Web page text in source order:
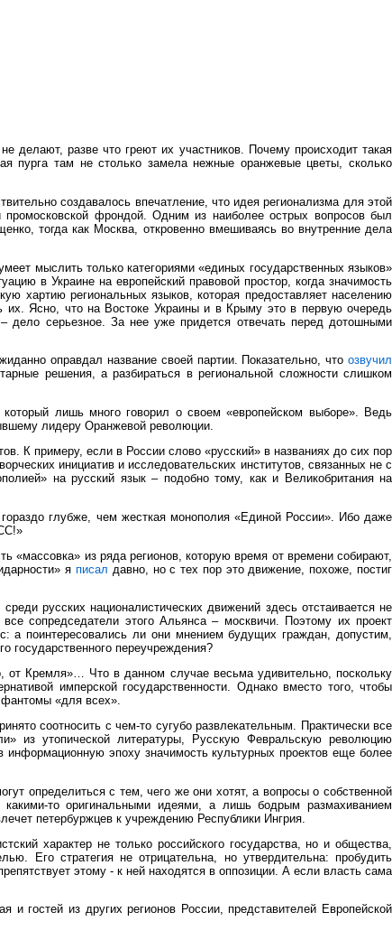
делают, разве что греют их участников. Почему происходит такая
пурга там не столько замела нежные оранжевые цветы, сколько
создавалось впечатление, что идея регионализма для этой
промосковской фрондой. Одним из наиболее острых вопросов был
тогда как Москва, откровенно вмешиваясь во внутренние дела
мыслить только категориями «единых государственных языков»
в Украине на европейский правовой простор, когда значимость
хартию региональных языков, которая предоставляет населению
их. Ясно, что на Востоке Украины и в Крыму это в первую очередь
дело серьезное. За нее уже придется отвечать перед дотошными
оправдал название своей партии. Показательно, что озвучил
решения, а разбираться в региональной сложности слишком
лишь много говорил о своем «европейском выборе». Ведь
лидеру Оранжевой революции.
К примеру, если в России слово «русский» в названиях до сих пор
инициатив и исследовательских институтов, связанных не с
на русский язык – подобно тому, как и Великобритания на
глубже, чем жесткая монополия «Единой России». Ибо даже
«массовка» из ряда регионов, которую время от времени собирают,
я писал давно, но с тех пор это движение, похоже, постиг
русских националистических движений здесь отстаивается не
сопредседатели этого Альянса – москвичи. Поэтому их проект
а поинтересовались ли они мнением будущих граждан, допустим,
государственного переучреждения?
от Кремля»… Что в данном случае весьма удивительно, поскольку
имперской государственности. Однако вместо того, чтобы
фантомы «для всех».
соотносить с чем-то сугубо развлекательным. Практически все
из утопической литературы, Русскую Февральскую революцию
эпоху значимость культурных проектов еще более
определиться с тем, чего же они хотят, а вопросы о собственной
то оригинальными идеями, а лишь бодрым размахиванием
петербуржцев к учреждению Республики Ингрия.
характер не только российского государства, но и общества,
Его стратегия не отрицательна, но утвердительна: пробудить
этому - к ней находятся в оппозиции. А если власть сама
гостей из других регионов России, представителей Европейской